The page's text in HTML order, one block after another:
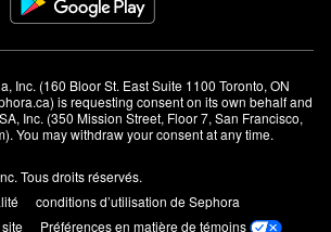
Inc. (160 Bloor St. East Suite 1100 Toronto, ON
is requesting consent on its own behalf and
Inc. (350 Mission Street, Floor 7, San Francisco,
You may withdraw your consent at any time.
Tous droits réservés.
conditions d’utilisation de Sephora
Préférences en matière de témoins